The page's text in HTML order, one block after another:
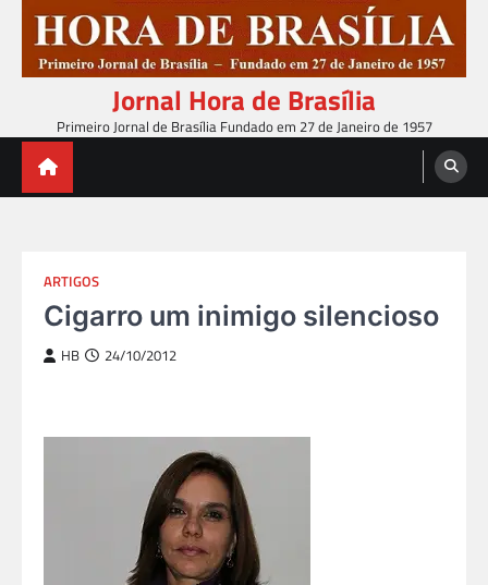
content
Jornal Hora de Brasília
Primeiro Jornal de Brasília Fundado em 27 de Janeiro de 1957
ARTIGOS
Cigarro um inimigo silencioso
HB 24/10/2012